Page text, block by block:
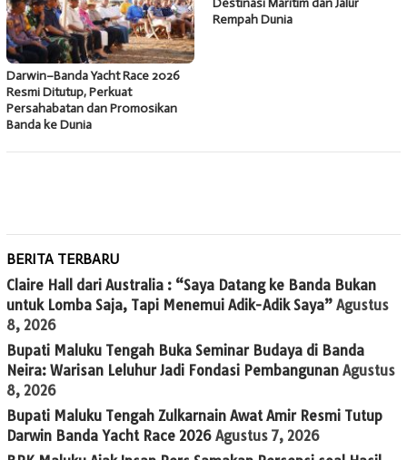
Darwin–Banda Yacht Race 2026
Resmi Ditutup, Perkuat
Persahabatan dan Promosikan
Banda ke Dunia
Destinasi Maritim dan Jalur
Rempah Dunia
BERITA TERBARU
Claire Hall dari Australia : “Saya Datang ke Banda Bukan
untuk Lomba Saja, Tapi Menemui Adik-Adik Saya” Agustus
8, 2026
Bupati Maluku Tengah Buka Seminar Budaya di Banda
Neira: Warisan Leluhur Jadi Fondasi Pembangunan Agustus
8, 2026
Bupati Maluku Tengah Zulkarnain Awat Amir Resmi Tutup
Darwin Banda Yacht Race 2026 Agustus 7, 2026